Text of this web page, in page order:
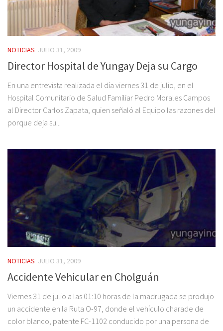
NOTICIAS JULIO 31, 2009
Director Hospital de Yungay Deja su Cargo
En una entrevista realizada el día viernes 31 de julio, en el
Hospital Comunitario de Salud Familiar Pedro Morales Campos
al Director Carlos Zapata, quien señaló al Equipo las razones del
porque deja su...
NOTICIAS JULIO 31, 2009
Accidente Vehicular en Cholguán
Viernes 31 de julio a las 01:10 horas de la madrugada se produjo
un accidente en la Ruta O-97, donde el vehículo charade de
color blanco, patente FC-1102 conducido por una persona de